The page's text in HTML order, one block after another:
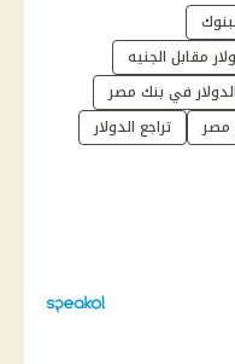
مقابل الجنيه
في بنك مصر
مصر
تراجع الدولار